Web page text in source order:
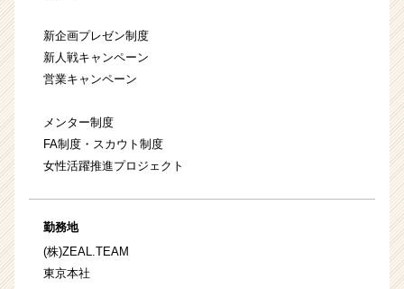
新企画プレゼン制度
新人戦キャンペーン
営業キャンペーン
メンター制度
FA制度・スカウト制度
女性活躍推進プロジェクト
勤務地
(株)ZEAL.TEAM
東京本社